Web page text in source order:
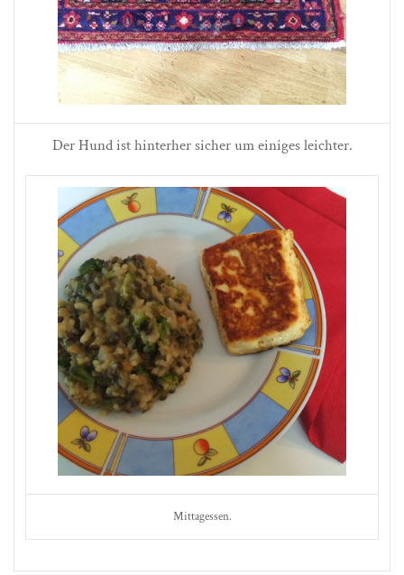
Der Hund ist hinterher sicher um einiges leichter.
Mittagessen.